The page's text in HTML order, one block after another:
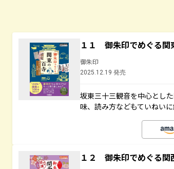
１１ 御朱印でめぐる
御朱印
2025.12.19 発売
坂東三十三観音を中心とし
味、読み方などもていねいに
１２ 御朱印でめぐる